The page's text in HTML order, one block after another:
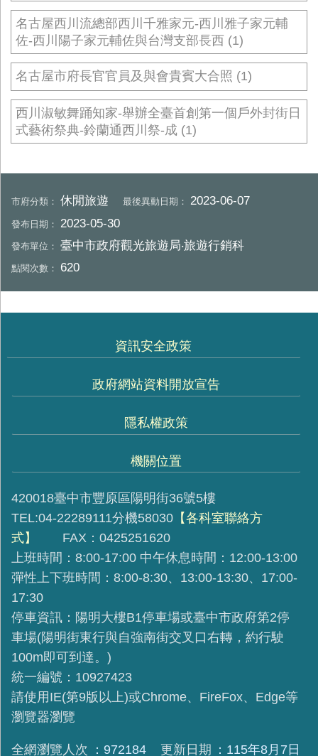
名古屋西川流總部西川千雅家元-西川雅子家元輔
佐-西川陽子家元輔佐與台灣支部長西 (1)
名古屋市府長官官員及與會貴賓大合照 (1)
西川淑敏舞踊知家-舉辦全臺首創第一個戶外封街日
式藝術祭典-鈴蘭通西川祭-成 (1)
市府分類：休閒旅遊 最後異動日期：2023-06-07
發布日期： 2023-05-30
發布單位：臺中市政府觀光旅遊局‧旅遊行銷科
點閱次數： 620
資訊安全政策
政府網站資料開放宣告
隱私權政策
機關位置
420018臺中市豐原區陽明街36號5樓
TEL:04-22289111分機58030 【各科室聯絡方
式】
FAX：0425251620
上班時間：8:00-17:00 中午休息時間：12:00-13:00
彈性上下班時間：8:00-8:30、13:00-13:30、17:00-
17:30
停車資訊：陽明大樓B1停車場或臺中市政府第2停
車場(陽明街東行與自強南街交叉口右轉，約行駛
100m即可到達。)
統一編號：10927423
請使用IE(第9版以上)或Chrome、FireFox、Edge等
瀏覽器瀏覽
全網瀏覽人次 972184 更新日期 115年8月7日